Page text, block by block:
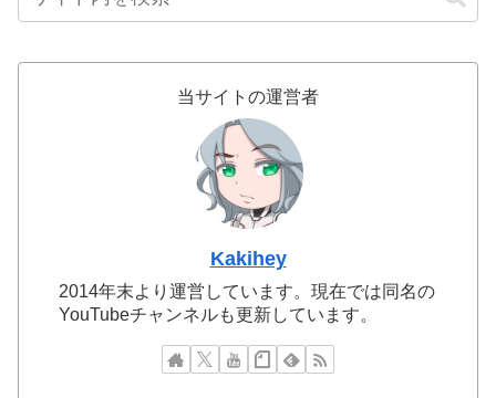
当サイトの運営者
Kakihey
2014年末より運営しています。現在では同名の
YouTubeチャンネルも更新しています。